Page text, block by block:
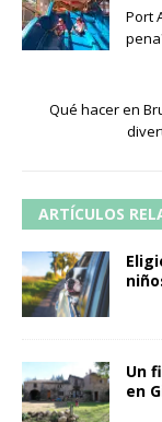
Port
Qué hacer en
ARTÍCULOS
Un
en